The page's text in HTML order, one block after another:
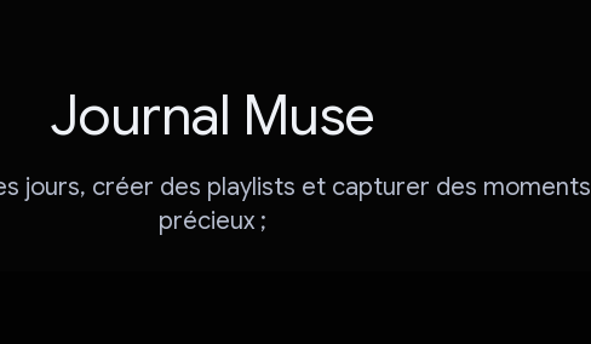
Journal Muse
jours, créer des playlists et capturer des moments
précieux ;